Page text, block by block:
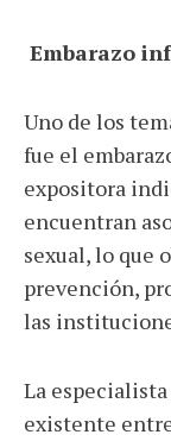
Embarazo
Uno de los
fue el
expositora
encuentran
sexual, lo que
prevención,
las
La
existente